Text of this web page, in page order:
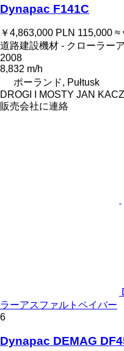
Dynapac F141C
￥4,863,000 PLN 115,000 ≈
道路建設機材 - クローラー
2008
8,832 m/h
ポーランド, Pułtusk
DROGI I MOSTY JAN
販売会社に連絡
ラーアスファルトペイバー
6
Dynapac DEMAG